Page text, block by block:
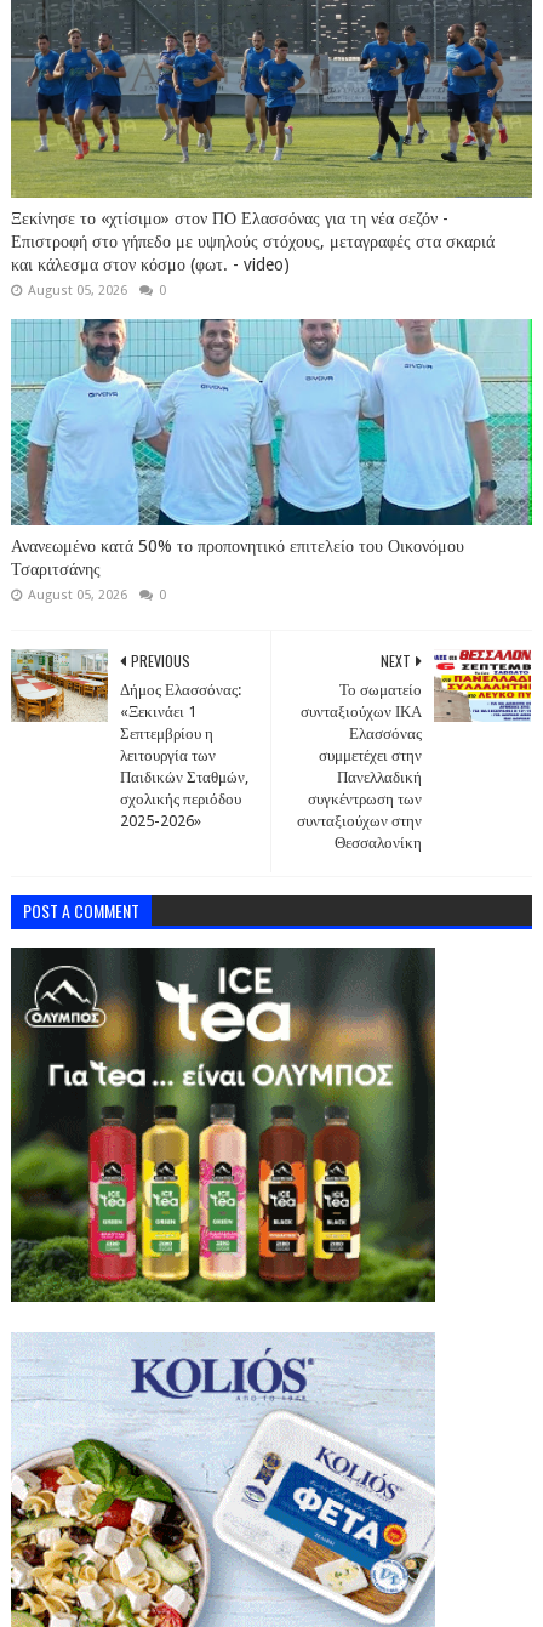
Ξεκίνησε το «χτίσιμο» στον ΠΟ Ελασσόνας για τη νέα σεζόν -
Επιστροφή στο γήπεδο με υψηλούς στόχους, μεταγραφές στα σκαριά
και κάλεσμα στον κόσμο (φωτ. - video)
August 05, 2026 0
Ανανεωμένο κατά 50% το προπονητικό επιτελείο του Οικονόμου
Τσαριτσάνης
August 05, 2026 0
NEXT
Το σωματείο
συνταξιούχων ΙΚΑ
Ελασσόνας
συμμετέχει στην
Πανελλαδική
συγκέντρωση των
συνταξιούχων στην
Θεσσαλονίκη
PREVIOUS
Δήμος Ελασσόνας:
«Ξεκινάει 1
Σεπτεμβρίου η
λειτουργία των
Παιδικών Σταθμών,
σχολικής περιόδου
2025-2026»
POST A COMMENT